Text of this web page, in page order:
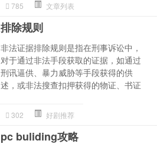
785 文章列表
排除规则
非法证据排除规则是指在刑事诉讼中，
对于通过非法手段获取的证据，如通过
刑讯逼供、暴力威胁等手段获得的供
述，或非法搜查扣押获得的物证、书证
302 好剧推荐
pc buliding攻略